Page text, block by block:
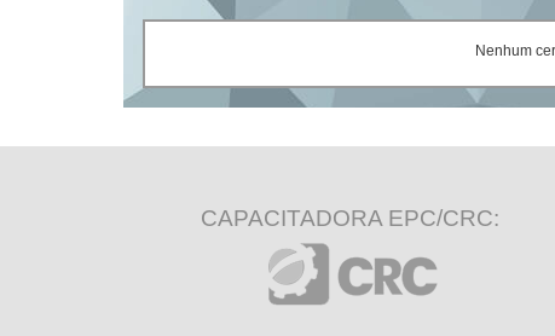
Nenhum
CAPACITADORA EPC/CRC: